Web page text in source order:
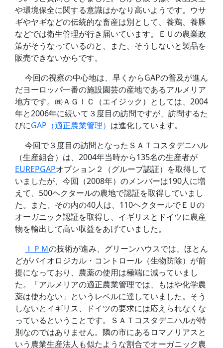
や環境保全に関する意識はかなり高いようです。ウサ
ギやヤギなどの伝統的な畜産は別として、養鶏、養豚
などでは衛生管理が行き届いています。ＥＵの農業政
策がそうなっているのと、また、そうしないと製品を
販売できないからです。
今回の視察の中心地は、早くからGAPの普及が進ん
だヨーロッパ一番の施設園芸の産地であるアルメリア
地方です。㈱ＡＧＩＣ（エイジック）としては、2004
年と2006年に続いて３度目の訪問ですが、訪問するた
びにGAP（適正農業管理） は進化しています。
今回で３度目の訪問となったＳＡＴコスタデニハル
（生産組合）は、2004年当時から135名の生産者が
EUREPGAPオプション２（グループ認証）を取得して
いましたが、今回（2008年）のメンバーは190人に増
えて、500ヘクタールの農地で認証を取得していまし
た。また、その内の40人は、110ヘクタールでＥＵの
オーガニック認証を取得し、イギリスとドイツに農産
物を輸出して高い収益をあげていました。
ＩＰＭの技術が進み、グリーンハウスでは、ほとん
どがバイオロジカル・コントロール（生物防除）が前
提になっており、農薬の使用は極端に減っていまし
た。「アルメリアの適正農業管理では、もはや化学農
薬は使わない」というレベルに達していました。そう
しないとイギリス、ドイツの要求には応えられなくな
っているということです。ＳＡＴコスタデニハルが特
別なのではありません。隣の市にあるロマノリアスと
いう農業生産法人も似たような割合でオーガニック農